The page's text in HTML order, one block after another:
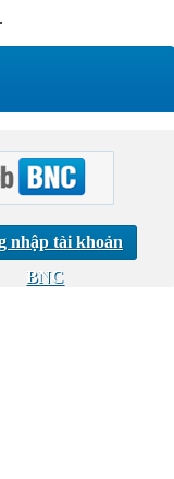
.
nhập tài khoản
BNC